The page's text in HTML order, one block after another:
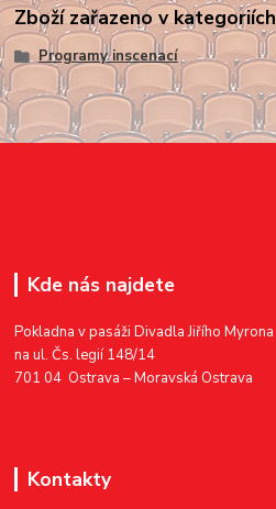
Zboží zařazeno v kategoriích
Programy inscenací
Kde nás najdete
Pokladna v pasáži Divadla Jiřího Myrona
na ul. Čs. legií 148/14
701 04 Ostrava – Moravská Ostrava
Kontakty